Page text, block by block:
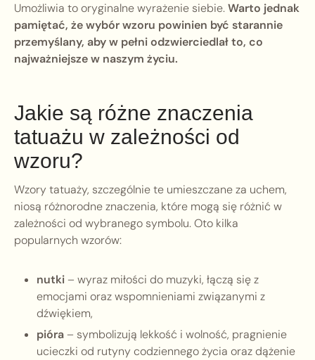
Umożliwia to oryginalne wyrażenie siebie.Warto jednak
pamiętać, że wybór wzoru powinien być starannie
przemyślany, aby w pełni odzwierciedlał to, co
najważniejsze w naszym życiu.
Jakie są różne znaczenia
tatuażu w zależności od
wzoru?
Wzory tatuaży, szczególnie te umieszczane za uchem,
niosą różnorodne znaczenia, które mogą się różnić w
zależności od wybranego symbolu. Oto kilka
popularnych wzorów:
nutki– wyraz miłości do muzyki, łączą się z
emocjami oraz wspomnieniami związanymi z
dźwiękiem,
pióra– symbolizują lekkość i wolność, pragnienie
ucieczki od rutyny codziennego życia oraz dążenie